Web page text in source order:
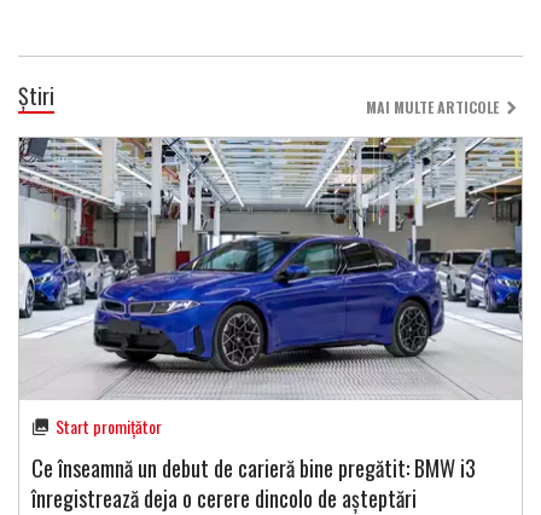
Știri MAI MULTE ARTICOLE
Start promițător
Ce înseamnă un debut de carieră bine pregătit: BMW i3
înregistrează deja o cerere dincolo de așteptări